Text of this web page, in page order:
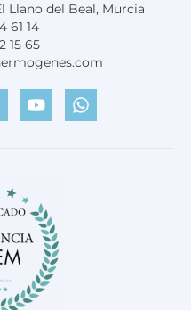
Llano del Beal, Murcia
61 14
15 65
Y
o
u
W
h
a